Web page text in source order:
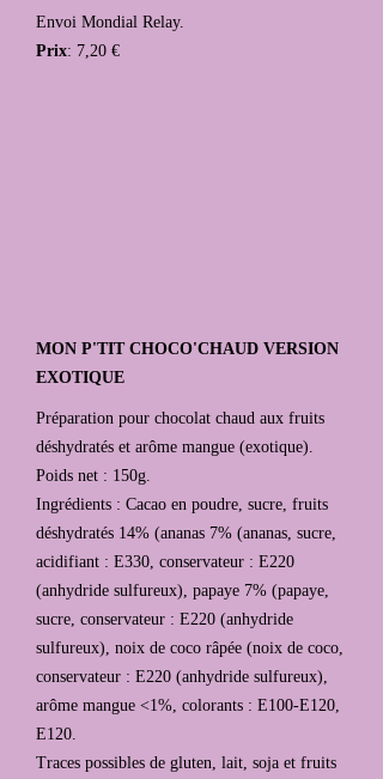
Envoi Mondial Relay.
Prix: 7,20 €
MON P'TIT CHOCO'CHAUD VERSION
EXOTIQUE
Préparation pour chocolat chaud aux fruits
déshydratés et arôme mangue (exotique).
Poids net : 150g.
Ingrédients : Cacao en poudre, sucre, fruits
déshydratés 14% (ananas 7% (ananas, sucre,
acidifiant : E330, conservateur : E220
(anhydride sulfureux), papaye 7% (papaye,
sucre, conservateur : E220 (anhydride
sulfureux), noix de coco râpée (noix de coco,
conservateur : E220 (anhydride sulfureux),
arôme mangue <1%, colorants : E100-E120,
E120.
Traces possibles de gluten, lait, soja et fruits